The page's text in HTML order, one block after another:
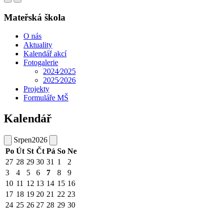
Mateřská škola
O nás
Aktuality
Kalendář akcí
Fotogalerie
2024⁄2025
2025⁄2026
Projekty
Formuláře MŠ
Kalendář
Srpen2026
Po Út St Čt Pá So Ne
27 28 29 30 31 1
2
3
4 5 6 7 8
9
10 11 12 13 14 15 16
17 18 19 20 21 22 23
24 25 26 27 28 29 30